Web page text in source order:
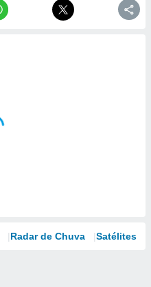
Radar de Chuva Satélites